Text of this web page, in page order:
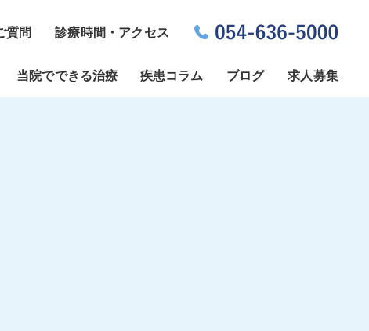
当院でできる治療 疾患コラム ブログ 求人募集
質問 診療時間・アクセス